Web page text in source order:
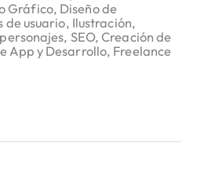
Gráfico, Diseño de
usuario, Ilustración,
SEO, Creación de
App y Desarrollo, Freelance